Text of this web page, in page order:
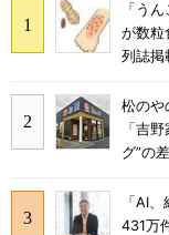
「う
が数
列誌掲
松のや
「吉
グ”の差
「AI
431万